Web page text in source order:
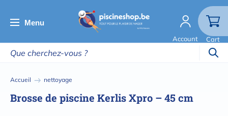
au
principal
Menu
Account Cart
Fil
Accueil nettoyage
Brosse de piscine Kerlis Xpro – 45 cm